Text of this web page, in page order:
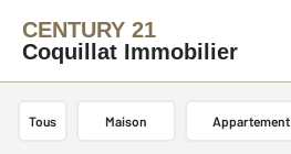
CENTURY 21
Coquillat Immobilier
Tous Maison Appartement